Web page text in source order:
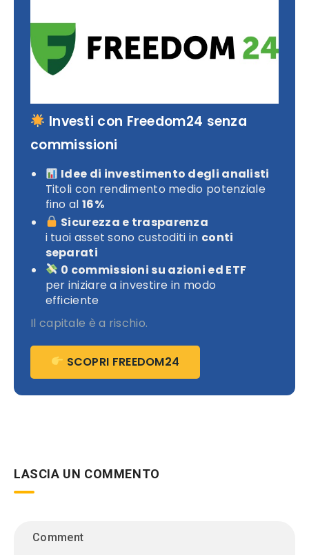
Investi con Freedom24 senza
commissioni
Idee di investimento degli analisti
Titoli con rendimento medio potenziale
fino al 16%
Sicurezza e trasparenza
i tuoi asset sono custoditi in conti
separati
0 commissioni su azioni ed ETF
per iniziare a investire in modo
efficiente
Il capitale è a rischio.
SCOPRI FREEDOM24
LASCIA UN COMMENTO